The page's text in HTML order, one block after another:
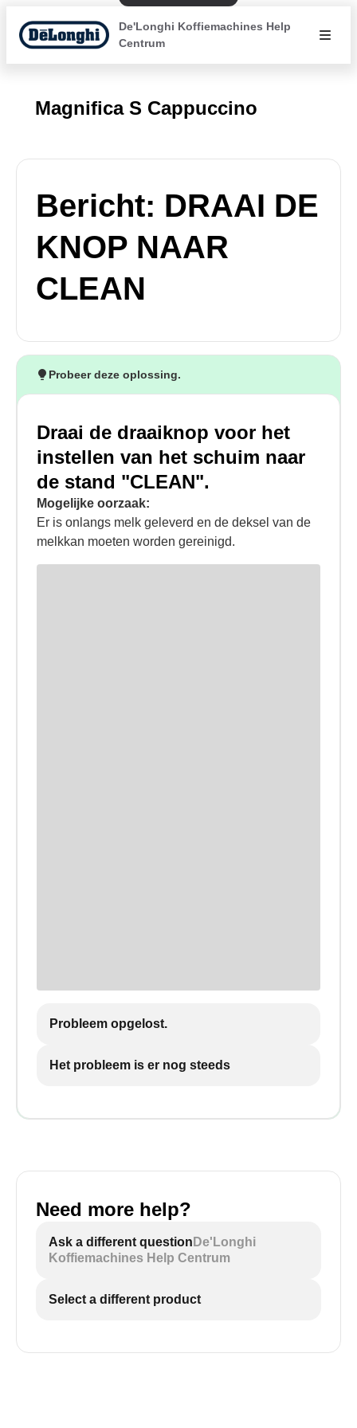
De'Longhi Koffiemachines Help
Centrum
Magnifica S Cappuccino
Bericht: DRAAI DE
KNOP NAAR
CLEAN
Probeer deze oplossing.
Draai de draaiknop voor het
instellen van het schuim naar
de stand "CLEAN".
Mogelijke oorzaak:
Er is onlangs melk geleverd en de deksel van de
melkkan moeten worden gereinigd.
Probleem opgelost.
Het probleem is er nog steeds
Need more help?
Ask a different question De'Longhi
Koffiemachines Help Centrum
Select a different product